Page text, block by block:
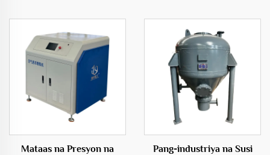
Aquaculture na may
Tatlong-siblon na Root
Blower
Bultong Elektrikong Blower
Mataas na Presyon na
Pang-industriya na Susi